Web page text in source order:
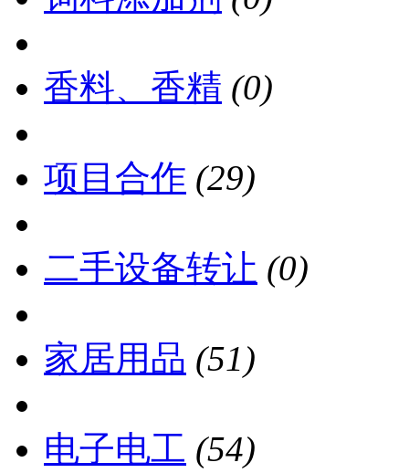
香料、香精 (0)
项目合作 (29)
二手设备转让 (0)
家居用品 (51)
电子电工 (54)